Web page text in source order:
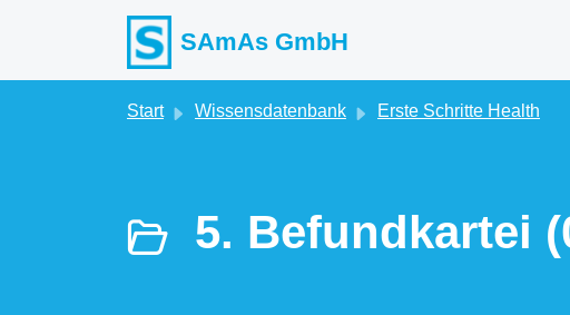
SAmAs GmbH
Start Wissensdatenbank Erste Schritte Health
5. Befundkartei